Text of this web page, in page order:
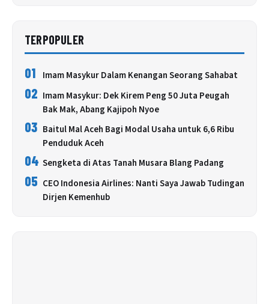
TERPOPULER
01 Imam Masykur Dalam Kenangan Seorang Sahabat
02 Imam Masykur: Dek Kirem Peng 50 Juta Peugah
Bak Mak, Abang Kajipoh Nyoe
03 Baitul Mal Aceh Bagi Modal Usaha untuk 6,6 Ribu
Penduduk Aceh
04 Sengketa di Atas Tanah Musara Blang Padang
05 CEO Indonesia Airlines: Nanti Saya Jawab Tudingan
Dirjen Kemenhub